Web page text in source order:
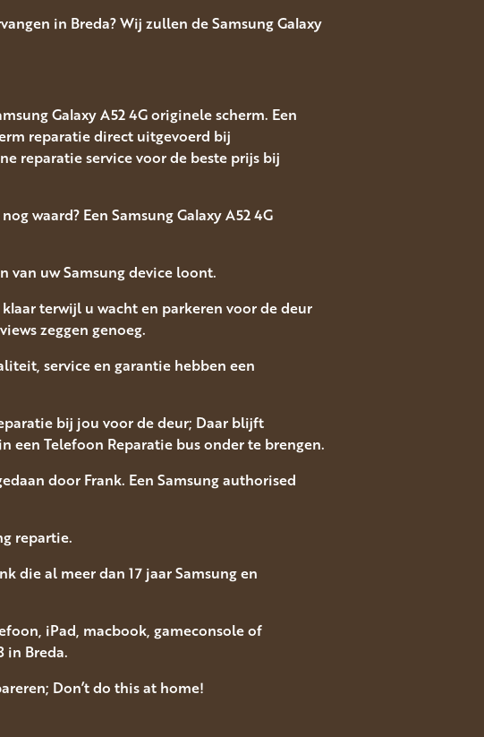
in Breda? Wij zullen de Samsung Galaxy
Galaxy A52 4G originele scherm. Een
reparatie direct uitgevoerd bij
reparatie service voor de beste prijs bij
waard? Een Samsung Galaxy A52 4G
van uw Samsung device loont.
terwijl u wacht en parkeren voor de deur
zeggen genoeg.
service en garantie hebben een
bij jou voor de deur; Daar blijft
Telefoon Reparatie bus onder te brengen.
door Frank. Een Samsung authorised
repartie.
die al meer dan 17 jaar Samsung en
iPad, macbook, gameconsole of
in Breda.
Don’t do this at home!